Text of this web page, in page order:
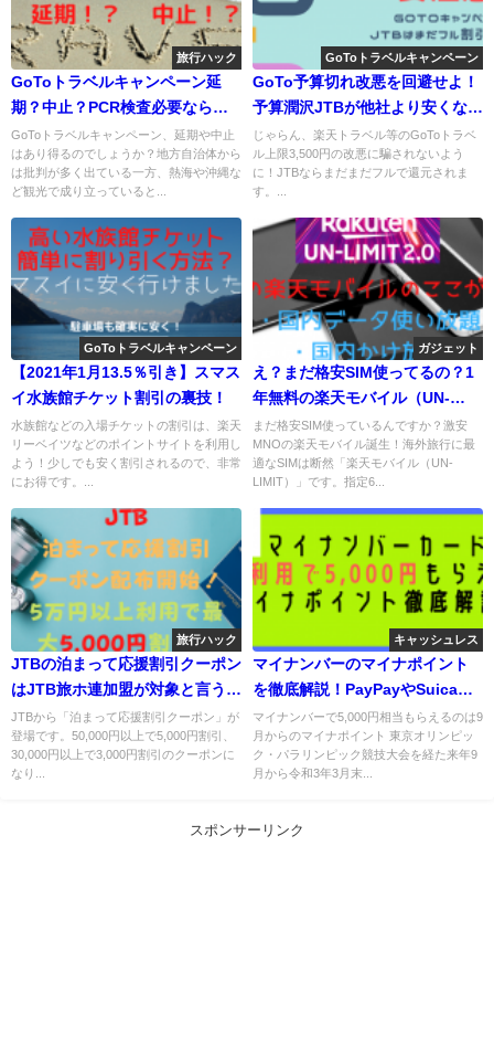
旅行ハック
GoToトラベルキャンペーン延
期？中止？PCR検査必要なら敬
遠が出そうな雰囲気・・・
GoToトラベルキャンペーン、延期や中止
はあり得るのでしょうか？地方自治体から
は批判が多く出ている一方、熱海や沖縄な
ど観光で成り立っていると...
GoToトラベルキャンペーン
GoTo予算切れ改悪を回避せよ！
予算潤沢JTBが他社より安くなる
場合も出現！
じゃらん、楽天トラベル等のGoToトラベ
ル上限3,500円の改悪に騙されないよう
に！JTBならまだまだフルで還元されま
す。...
GoToトラベルキャンペーン
【2021年1月13.5％引き】スマス
イ水族館チケット割引の裏技！
水族館などの入場チケットの割引は、楽天
リーベイツなどのポイントサイトを利用し
よう！少しでも安く割引されるので、非常
にお得です。...
ガジェット
え？まだ格安SIM使ってるの？1
年無料の楽天モバイル（UN-
LIMIT）が激安！iPhoneでデー
タ、AndroidでRakutenLinkで
無料通話！
まだ格安SIM使っているんですか？激安
MNOの楽天モバイル誕生！海外旅行に最
適なSIMは断然「楽天モバイル（UN-
LIMIT）」です。指定6...
旅行ハック
JTBの泊まって応援割引クーポン
はJTB旅ホ連加盟が対象と言うこ
とに注意！
JTBから「泊まって応援割引クーポン」が
登場です。50,000円以上で5,000円割引、
30,000円以上で3,000円割引のクーポンに
なり...
キャッシュレス
マイナンバーのマイナポイント
を徹底解説！PayPayやSuica等
に2万利用で5,000円分付与！
マイナンバーで5,000円相当もらえるのは9
月からのマイナポイント 東京オリンピッ
ク・パラリンピック競技大会を経た来年9
月から令和3年3月末...
スポンサーリンク